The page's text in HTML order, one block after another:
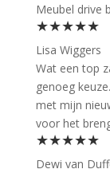
Meubel drive
★★★★★
Lisa Wiggers
Wat een top
genoeg
met mijn
voor het
★★★★★
Dewi van